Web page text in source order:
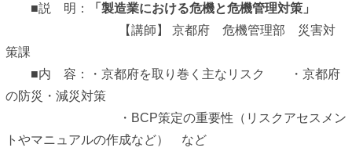
■説 明：
「製造業における危機と危機管理対策」
【講師】 京都府 危機管理部 災害対
策課
■内 容：・京都府を取り巻く主なリスク ・京都府
の防災・減災対策
・BCP策定の重要性（リスクアセスメン
トやマニュアルの作成など） など